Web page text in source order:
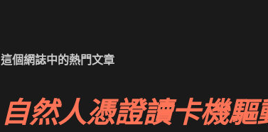
這個網誌中的熱門文章
自然人憑證讀卡機驅